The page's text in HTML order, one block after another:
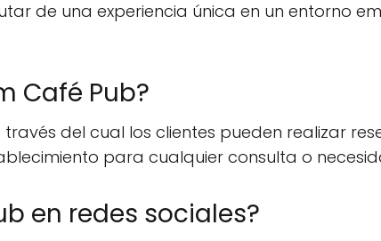
de una experiencia única en un entorno
Café Pub?
del cual los clientes pueden realizar
para cualquier consulta o
en redes sociales?